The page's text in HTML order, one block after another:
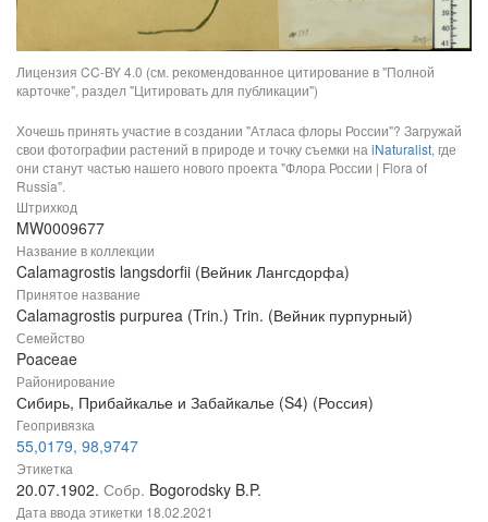
Лицензия CC-BY 4.0 (см. рекомендованное цитирование в "Полной
карточке", раздел "Цитировать для публикации")
Хочешь принять участие в создании "Атласа флоры России"? Загружай
свои фотографии растений в природе и точку съемки на iNaturalist, где
они станут частью нашего нового проекта "Флора России | Flora of
Russia".
Штрихкод
MW0009677
Название в коллекции
Calamagrostis langsdorfii (Вейник Лангсдорфа)
Принятое название
Calamagrostis purpurea (Trin.) Trin. (Вейник пурпурный)
Семейство
Poaceae
Районирование
Сибирь, Прибайкалье и Забайкалье (S4) (Россия)
Геопривязка
55,0179, 98,9747
Этикетка
20.07.1902. Собр. Bogorodsky B.P.
Дата ввода этикетки 18.02.2021